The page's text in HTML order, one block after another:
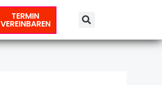
TERMIN
VEREINBAREN